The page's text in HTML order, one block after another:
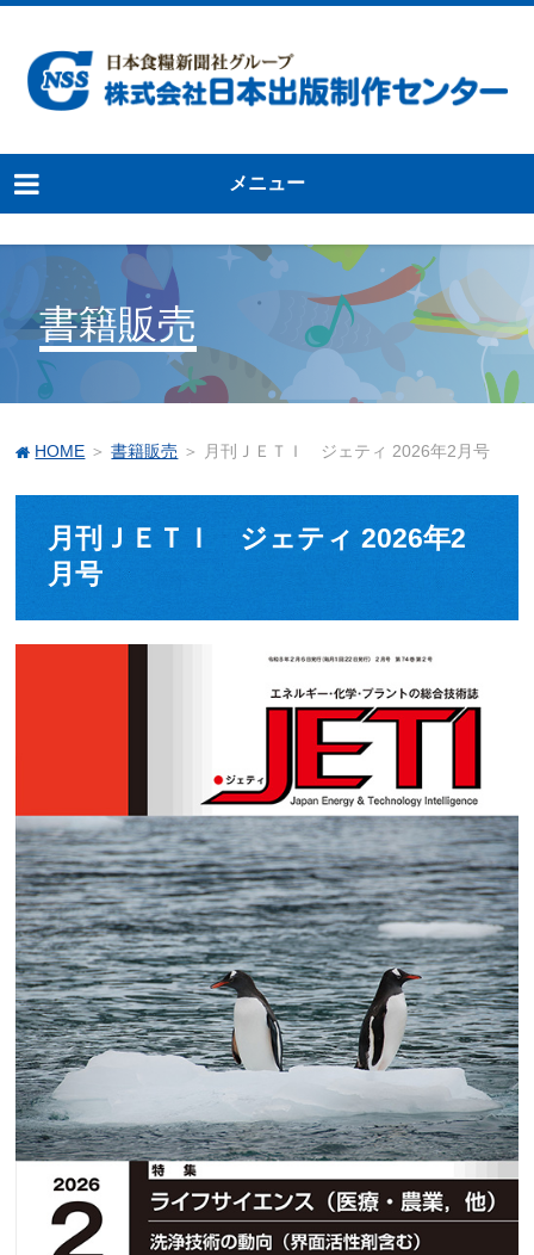
メニュー
書籍販売
HOME ＞書籍販売 ＞ 月刊ＪＥＴＩ ジェティ 2026年2月号
月刊ＪＥＴＩ ジェティ 2026年2
月号